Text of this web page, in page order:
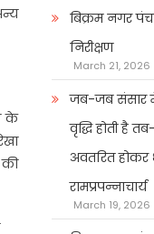
के
की
बिक्रम नगर
निरीक्षण
March 21, 2026
जब-जब संसार
वृद्धि होती है
अवतरित होकर
रामप्रपन्नाचार्य
March 19, 2026